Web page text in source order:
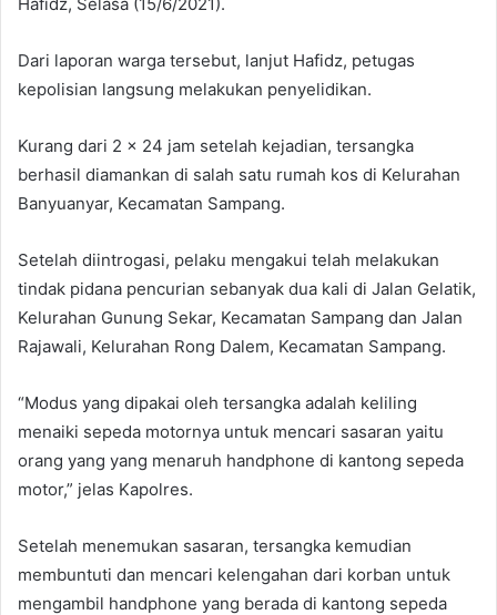
Dari laporan warga tersebut, lanjut Hafidz, petugas
kepolisian langsung melakukan penyelidikan.
Kurang dari 2 x 24 jam setelah kejadian, tersangka
berhasil diamankan di salah satu rumah kos di Kelurahan
Banyuanyar, Kecamatan Sampang.
Setelah diintrogasi, pelaku mengakui telah melakukan
tindak pidana pencurian sebanyak dua kali di Jalan Gelatik,
Kelurahan Gunung Sekar, Kecamatan Sampang dan Jalan
Rajawali, Kelurahan Rong Dalem, Kecamatan Sampang.
“Modus yang dipakai oleh tersangka adalah keliling
menaiki sepeda motornya untuk mencari sasaran yaitu
orang yang yang menaruh handphone di kantong sepeda
motor,” jelas Kapolres.
Setelah menemukan sasaran, tersangka kemudian
membuntuti dan mencari kelengahan dari korban untuk
mengambil handphone yang berada di kantong sepeda